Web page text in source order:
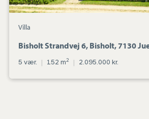
Villa
Bisholt Strandvej 6, Bisholt, 7130
5 vær. | 152 m2 | 2.095.000 kr.